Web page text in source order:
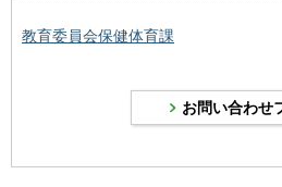
教育委員会保健体育課